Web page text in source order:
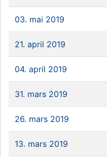
03. mai 2019
21. april 2019
04. april 2019
31. mars 2019
26. mars 2019
13. mars 2019